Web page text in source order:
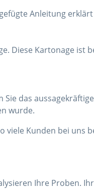
Anleitung
Diese Kartonage
das
wurde.
viele Kunden bei uns
Ihre Proben.